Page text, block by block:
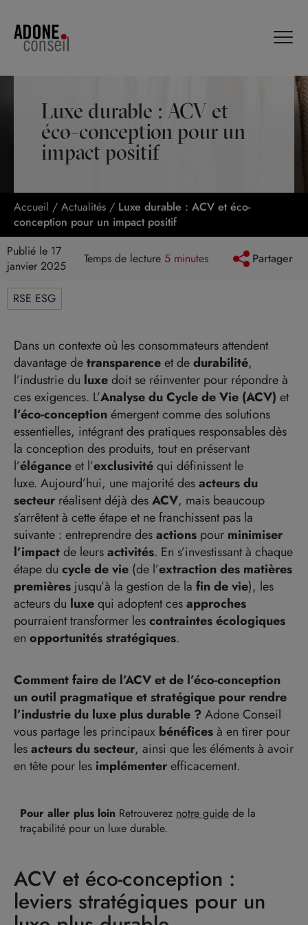
Luxe durable : ACV et
éco-conception pour un
impact positif
Accueil / Actualités / Luxe durable : ACV et éco-
conception pour un impact positif
Publié le 17
janvier 2025
Temps de lecture 5 minutes Partager
RSE ESG
Dans un contexte où les consommateurs attendent
davantage detransparenceet dedurabilité,
l’industrie du luxedoit se réinventer pour répondre à
ces exigences. L’Analyse du Cycle de Vie (ACV) et
l’éco-conceptionémergent comme des solutions
essentielles, intégrant des pratiques responsables dès
la conception des produits, tout en préservant
l’éléganceet l’exclusivitéqui définissent le
luxe. Aujourd’hui, une majorité desacteurs du
secteur réalisent déjà desACV, mais beaucoup
s’arrêtent à cette étape et ne franchissent pas la
suivante : entreprendre desactions pour minimiser
l’impactde leursactivités. En s’investissant à chaque
étape du cycle de vie (de l’extraction des matières
premières jusqu’à la gestion de la fin de vie), les
acteurs du luxequi adoptent cesapproches
pourraient transformer lescontraintes écologiques
en opportunités stratégiques.
Comment faire de l’ACV et de l’éco-conception
un outil pragmatique et stratégique pour rendre
l’industrie du luxe plus durable ?Adone Conseil
vous partage les principaux bénéficesà en tirer pour
lesacteurs du secteur, ainsi que les éléments à avoir
en tête pour les implémenterefficacement.
Pour aller plus loin Retrouverez notre guide de la
traçabilité pour un luxe durable.
ACV et éco-conception :
leviers stratégiques pour un